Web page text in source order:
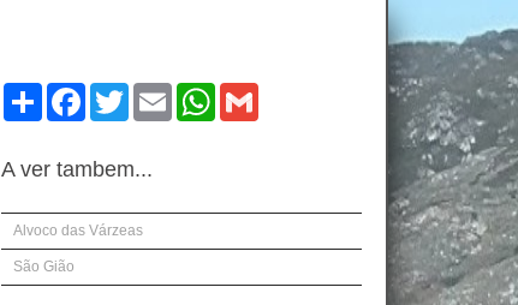
CompartilheFacebookTwitter Email WhatsApp
A ver tambem...
Alvoco das Várzeas
São Gião